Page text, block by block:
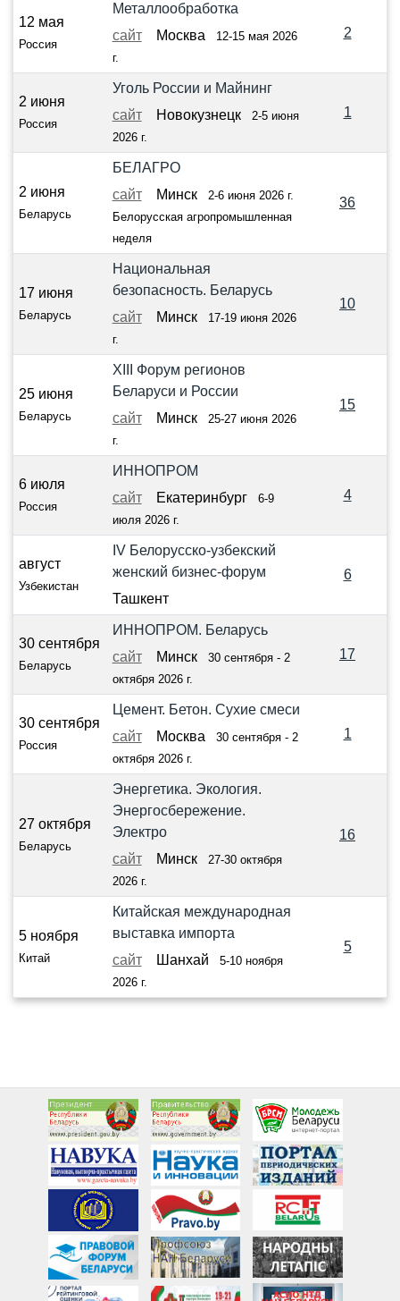
12 мая
Россия
Металлообработка
сайт
Москва
12-15 мая 2026
г.
2
2 июня
Россия
Уголь России и Майнинг
сайт
Новокузнецк 2-5 июня
2026 г.
1
2 июня
Беларусь
БЕЛАГРО
сайт
Минск 2-6 июня 2026 г.
Белорусская агропромышленная
неделя
36
17 июня
Беларусь
Национальная
безопасность. Беларусь
сайт
Минск
17-19 июня 2026
г.
10
25 июня
Беларусь
XIII Форум регионов
Беларуси и России
сайт
Минск 25-27 июня 2026
г.
15
6 июля
Россия
ИННОПРОМ
сайт
Екатеринбург 6-9
июля 2026 г.
4
август
Узбекистан
IV Белорусско-узбекский
женский бизнес-форум
Ташкент
6
30 сентября
Беларусь
ИННОПРОМ. Беларусь
сайт
Минск 30 сентября - 2
октября 2026 г.
17
30 сентября
Россия
Цемент. Бетон. Сухие смеси
сайт
Москва 30 сентября - 2
октября 2026 г.
1
27 октября
Беларусь
Энергетика. Экология.
Энергосбережение.
Электро
сайт
Минск 27-30 октября
2026 г.
16
5 ноября
Китай
Китайская международная
выставка импорта
сайт
Шанхай 5-10 ноября
2026 г.
5